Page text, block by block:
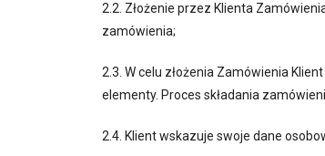
2.2. Złożenie przez Klienta
zamówienia;
2.3. W celu złożenia Zamówienia
elementy. Proces składania
2.4. Klient wskazuje swoje dane